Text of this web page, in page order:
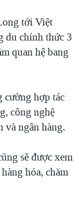
tới Việt
du chính thức 3
quan hệ bang
cường hợp tác
công nghệ
ngân hàng.
sẽ được xem
hóa, chăm